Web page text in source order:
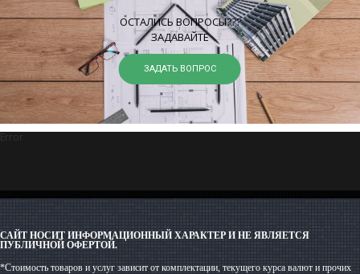
ОСТАЛИСЬ ВОПРОСЫ???
ЗАДАВАЙТЕ
ЗАДАТЬ ВОПРОС
Error
САЙТ НОСИТ ИНФОРМАЦИОННЫЙ ХАРАКТЕР И НЕ ЯВЛЯЕТСЯ
ПУБЛИЧНОЙ ОФЕРТОЙ.
*Стоимость товаров и услуг зависит от комплектации, текущего курса валют и прочих